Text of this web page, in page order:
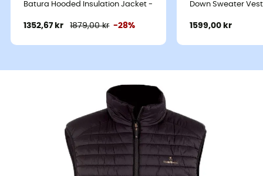
Batura Hooded Insulation Jacket - Dunjakke - Herrer
1352,67 kr 1879,00 kr -28%
Down Sweater
1599,00 kr
PowerVest Heat dunjakketil
designet af
, ideel til at nyde dine udendørs aktiviteter året
ærmeløse dunjakkeer tynd og let, hvilket
gør det muligt at bære den under en anden jakke i de